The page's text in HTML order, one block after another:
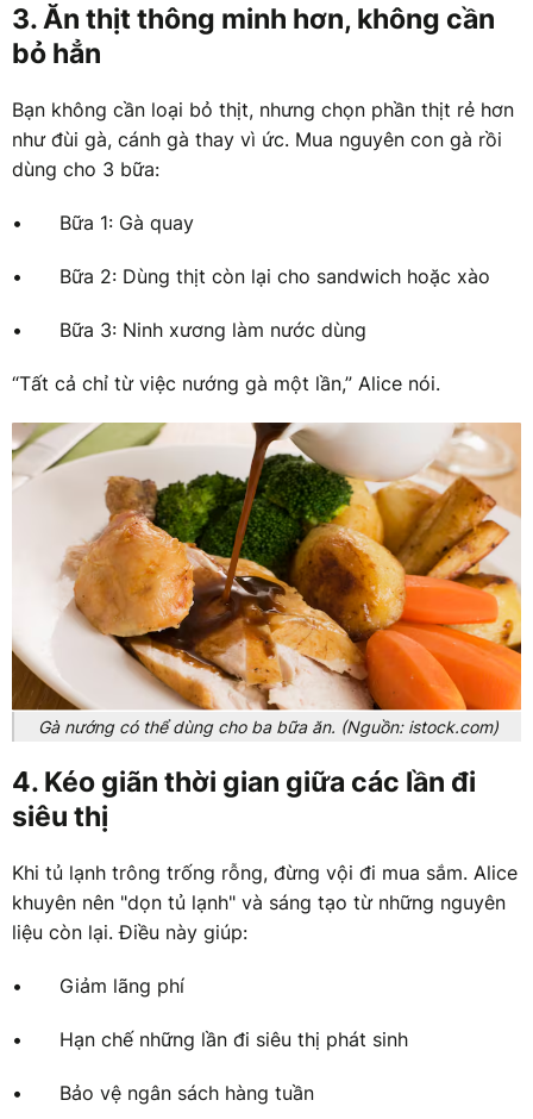
3. Ăn thịt thông minh hơn, không cần
bỏ hẳn
Bạn không cần loại bỏ thịt, nhưng chọn phần thịt rẻ hơn
như đùi gà, cánh gà thay vì ức. Mua nguyên con gà rồi
dùng cho 3 bữa:
• Bữa 1: Gà quay
• Bữa 2: Dùng thịt còn lại cho sandwich hoặc xào
• Bữa 3: Ninh xương làm nước dùng
“Tất cả chỉ từ việc nướng gà một lần,” Alice nói.
Gà nướng có thể dùng cho ba bữa ăn. (Nguồn: istock.com)
4. Kéo giãn thời gian giữa các lần đi
siêu thị
Khi tủ lạnh trông trống rỗng, đừng vội đi mua sắm. Alice
khuyên nên "dọn tủ lạnh" và sáng tạo từ những nguyên
liệu còn lại. Điều này giúp:
• Giảm lãng phí
• Hạn chế những lần đi siêu thị phát sinh
• Bảo vệ ngân sách hàng tuần